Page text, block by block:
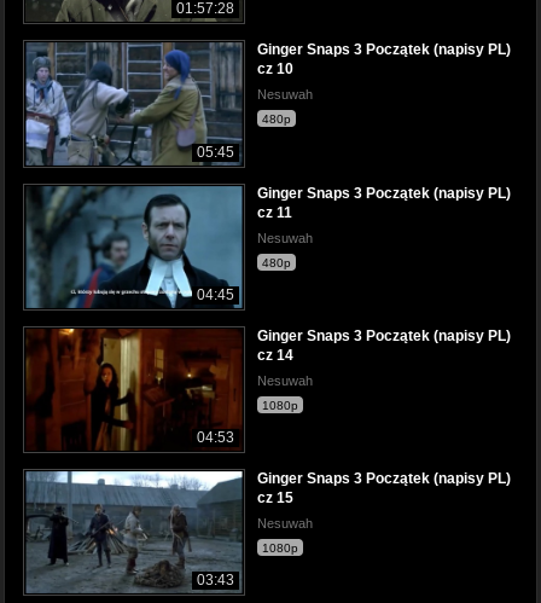
01:57:28
05:45
Ginger Snaps 3 Początek (napisy PL)
cz 10
Nesuwah
480p
04:45
Ginger Snaps 3 Początek (napisy PL)
cz 11
Nesuwah
480p
04:53
Ginger Snaps 3 Początek (napisy PL)
cz 14
Nesuwah
1080p
03:43
Ginger Snaps 3 Początek (napisy PL)
cz 15
Nesuwah
1080p